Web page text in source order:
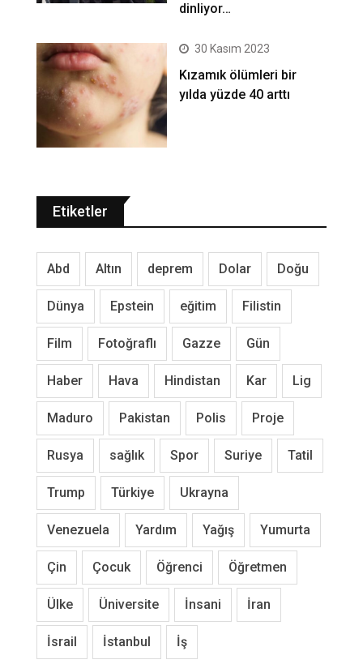
dinliyor…
30 Kasım 2023
Kızamık ölümleri bir
yılda yüzde 40 arttı
Etiketler
Abd Altın deprem Dolar Doğu
Dünya Epstein eğitim Filistin
Film Fotoğraflı Gazze Gün
Haber Hava Hindistan Kar Lig
Maduro Pakistan Polis Proje
Rusya sağlık Spor Suriye Tatil
Trump Türkiye Ukrayna
Venezuela Yardım Yağış Yumurta
Çin Çocuk Öğrenci Öğretmen
Ülke Üniversite İnsani İran
İsrail İstanbul İş